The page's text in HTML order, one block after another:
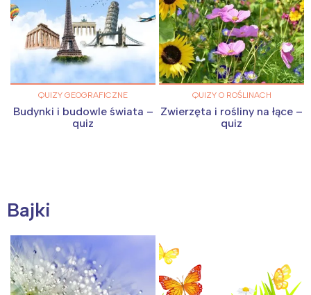
QUIZY GEOGRAFICZNE
Budynki i budowle świata –
quiz
QUIZY O ROŚLINACH
Zwierzęta i rośliny na łące –
quiz
Bajki